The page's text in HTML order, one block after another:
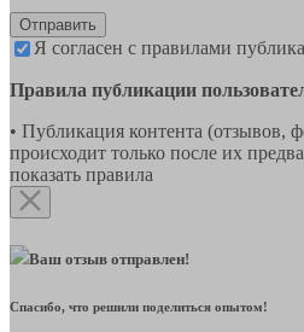
Отправить
Я согласен с правилами
Правила публикации
• Публикация контента (отзывов,
происходит только после их
показать правила
Ваш отзыв отправлен!
Спасибо, что решили поделиться опытом!